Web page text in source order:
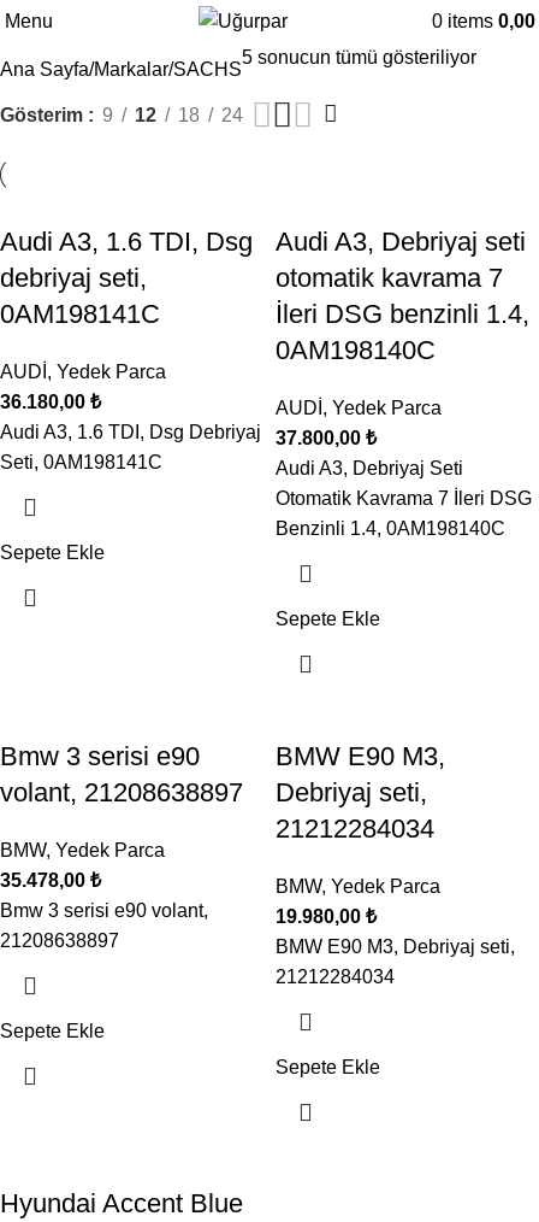
Menu 0 items 0,00
Ana Sayfa Markalar SACHS
5 sonucun tümü gösteriliyor
Gösterim 9 12 18 24
Audi A3, 1.6 TDI, Dsg
debriyaj seti,
0AM198141C
AUDİ , Yedek Parca
36.180,00 ₺
Audi A3, 1.6 TDI, Dsg Debriyaj
Seti, 0AM198141C
Sepete Ekle
Audi A3, Debriyaj seti
otomatik kavrama 7
İleri DSG benzinli 1.4,
0AM198140C
AUDİ , Yedek Parca
37.800,00 ₺
Audi A3, Debriyaj Seti
Otomatik Kavrama 7 İleri DSG
Benzinli 1.4, 0AM198140C
Sepete Ekle
Bmw 3 serisi e90
volant, 21208638897
BMW, Yedek Parca
35.478,00 ₺
Bmw 3 serisi e90 volant,
21208638897
Sepete Ekle
BMW E90 M3,
Debriyaj seti,
21212284034
BMW, Yedek Parca
19.980,00 ₺
BMW E90 M3, Debriyaj seti,
21212284034
Sepete Ekle
Hyundai Accent Blue